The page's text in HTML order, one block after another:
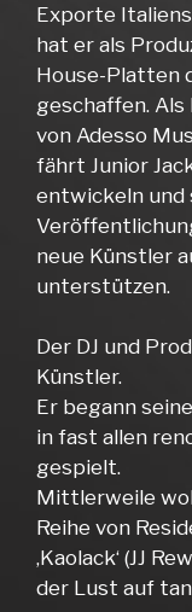
Exporte
hat er als
House-Platten
geschaffen. Als
von Adesso
fährt Junior
entwickeln und
neue Künstler
unterstützen.
Der DJ und
Künstler.
Er begann
in fast allen
gespielt.
Mittlerweile
Reihe von
‚Kaolack‘ (JJ
der Lust auf